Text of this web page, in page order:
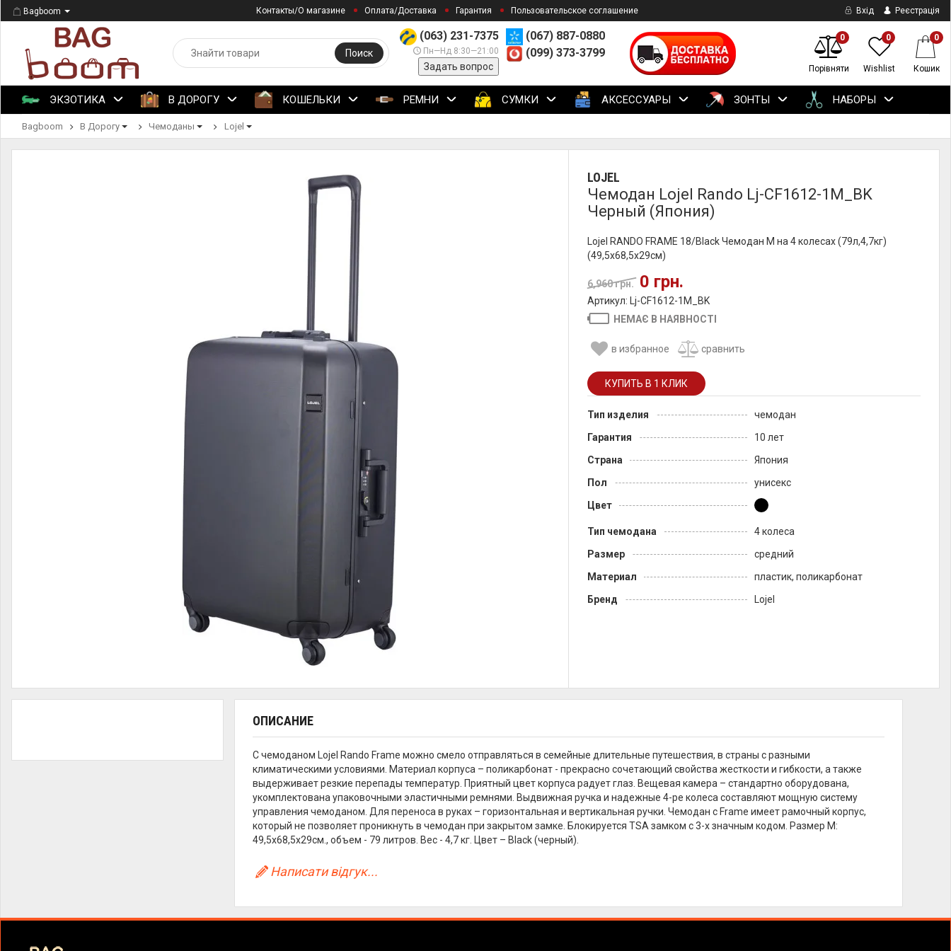
Bagboom Контакты/О магазине Оплата/Доставка Гарантия Пользовательское соглашение Вхід Реєстрація
(063) 231-7375
Пн—Нд 8:30—21:00
Задать вопрос
(067) 887-0880
(099) 373-3799
Поиск
0
Порівняти
0
Wishlist
0
Кошик
ЭКЗОТИКА В ДОРОГУ КОШЕЛЬКИ РЕМНИ СУМКИ АКСЕССУАРЫ ЗОНТЫ НАБОРЫ
Bagboom В Дорогу Чемоданы Lojel
LOJEL
Чемодан Lojel Rando Lj-CF1612-1M_BK
Черный (Япония)
Lojel RANDO FRAME 18/Black Чемодан M на 4 колесах (79л,4,7кг)
(49,5x68,5x29см)
6,960 грн. 0 грн.
Артикул: Lj-CF1612-1M_BK
НЕМАЄ В НАЯВНОСТІ
в избранное сравнить
Тип изделия
чемодан
Гарантия
10 лет
Страна
Япония
Пол
унисекс
Цвет
Тип чемодана
4 колеса
Размер
средний
Материал
пластик, поликарбонат
Бренд
Lojel
ОПИСАНИЕ
C чемоданом Lojel Rando Frame можно смело отправляться в семейные длительные путешествия, в страны с разными
климатическими условиями. Материал корпуса – поликарбонат - прекрасно сочетающий свойства жесткости и гибкости, а также
выдерживает резкие перепады температур. Приятный цвет корпуса радует глаз. Вещевая камера – стандартно оборудована,
укомплектована упаковочными эластичными ремнями. Выдвижная ручка и надежные 4-ре колеса составляют мощную систему
управления чемоданом. Для переноса в руках – горизонтальная и вертикальная ручки. Чемодан с Frame имеет рамочный корпус,
который не позволяет проникнуть в чемодан при закрытом замке. Блокируется ТSА замком с 3-х значным кодом. Размер М:
49,5х68,5x29см., объем - 79 литров. Вес - 4,7 кг. Цвет – Black (черный).
Написати відгук...